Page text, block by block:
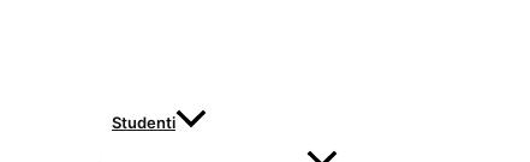
Studenti